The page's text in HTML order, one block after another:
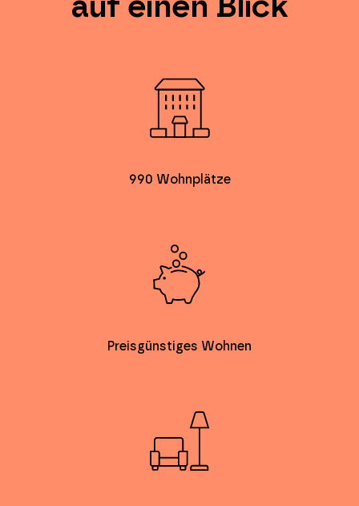
auf einen Blick
990 Wohnplätze
Preisgünstiges Wohnen